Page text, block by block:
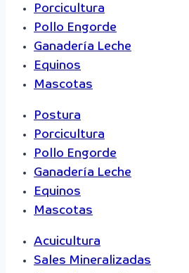
Porcicultura
Pollo Engorde
Ganadería Leche
Equinos
Mascotas
Postura
Porcicultura
Pollo Engorde
Ganadería Leche
Equinos
Mascotas
Acuicultura
Sales Mineralizadas